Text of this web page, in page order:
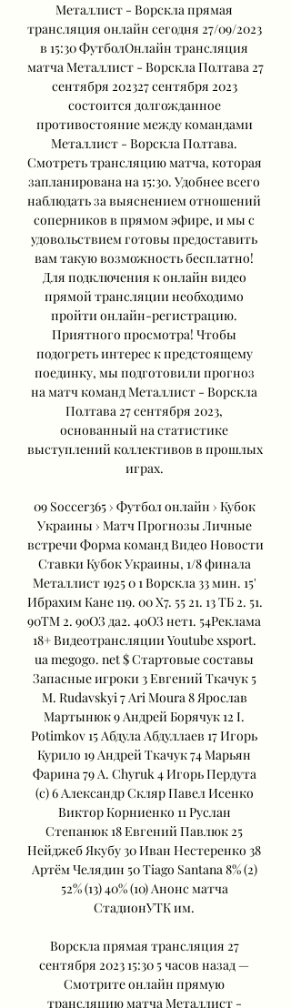
Металлист - Ворскла прямая
трансляция онлайн сегодня 27/09/2023
в 15:30 ФутболОнлайн трансляция
матча Металлист - Ворскла Полтава 27
сентября 202327 сентября 2023
состоится долгожданное
противостояние между командами
Металлист - Ворскла Полтава.
Смотреть трансляцию матча, которая
запланирована на 15:30. Удобнее всего
наблюдать за выяснением отношений
соперников в прямом эфире, и мы с
удовольствием готовы предоставить
вам такую возможность бесплатно!
Для подключения к онлайн видео
прямой трансляции необходимо
пройти онлайн-регистрацию.
Приятного просмотра! Чтобы
подогреть интерес к предстоящему
поединку, мы подготовили прогноз
на матч команд Металлист - Ворскла
Полтава 27 сентября 2023,
основанный на статистике
выступлений коллективов в прошлых
играх.
09 Soccer365 › Футбол онлайн › Кубок
Украины › Матч Прогнозы Личные
встречи Форма команд Видео Новости
Ставки Кубок Украины, 1/8 финала
Металлист 1925 0 1 Ворскла 33 мин. 15'
Ибрахим Кане 119. 00 X7. 55 21. 13 ТБ 2. 51.
90ТМ 2. 90ОЗ да2. 40ОЗ нет1. 54Реклама
18+ Видеотрансляции Youtube xsport.
ua megogo. net $ Стартовые составы
Запасные игроки 3 Евгений Ткачук 5
M. Rudavskyi 7 Ari Moura 8 Ярослав
Мартынюк 9 Андрей Борячук 12 I.
Potimkov 15 Абдула Абдуллаев 17 Игорь
Курило 19 Андрей Ткачук 74 Марьян
Фарина 79 A. Chyruk 4 Игорь Пердута
(c) 6 Александр Скляр Павел Исенко
Виктор Корниенко 11 Руслан
Степанюк 18 Евгений Павлюк 25
Нейджеб Якубу 30 Иван Нестеренко 38
Артём Челядин 50 Tiago Santana 8% (2)
52% (13) 40% (10) Анонс матча
СтадионУТК им.
Ворскла прямая трансляция 27
сентября 2023 15:30 5 часов назад —
Смотрите онлайн прямую
трансляцию матча Металлист -